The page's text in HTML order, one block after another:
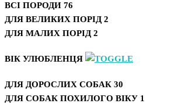
ВСІ ПОРОДИ 76
ДЛЯ ВЕЛИКИХ ПОРІД 2
ДЛЯ МАЛИХ ПОРІД 2
ВІК УЛЮБЛЕНЦЯ
ДЛЯ ДОРОСЛИХ СОБАК 30
ДЛЯ СОБАК ПОХИЛОГО ВІКУ 1